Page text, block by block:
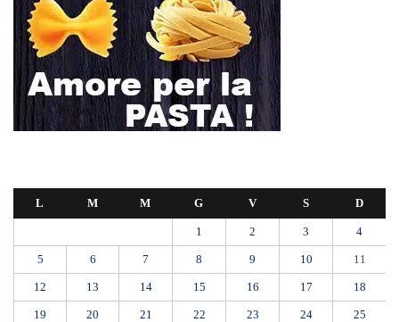
L M M G V S D
1 2 3 4
5 6 7 8 9 10 11
12 13 14 15 16 17 18
19 20 21 22 23 24 25